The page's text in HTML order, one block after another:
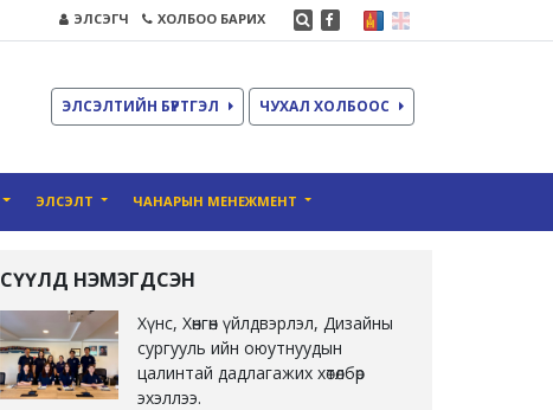
ЭЛСЭГЧ ХОЛБОО БАРИХ
ЭЛСЭЛТИЙН БҮРТГЭЛ ЧУХАЛ ХОЛБООС
ЭЛСЭЛТ ЧАНАРЫН МЕНЕЖМЕНТ
СҮҮЛД НЭМЭГДСЭН
Хүнс, Хөнгөн үйлдвэрлэл, Дизайны
сургууль ийн оюутнуудын
цалинтай дадлагажих хөтөлбөр
эхэллээ.